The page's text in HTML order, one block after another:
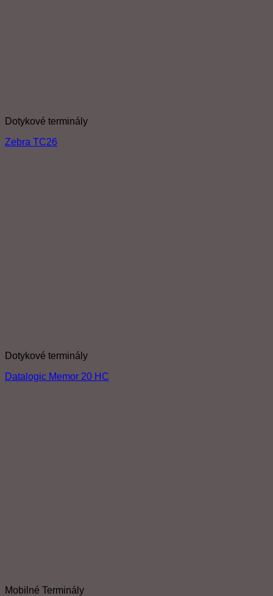
Dotykové terminály
Zebra TC26
Dotykové terminály
Datalogic Memor 20 HC
Mobilné Terminály